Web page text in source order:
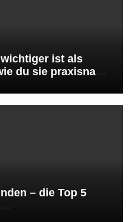
ist als
du sie praxisnah
– die Top 5